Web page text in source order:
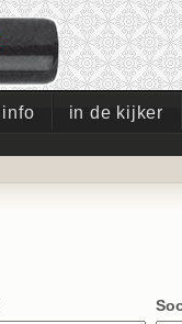
info in de kijker